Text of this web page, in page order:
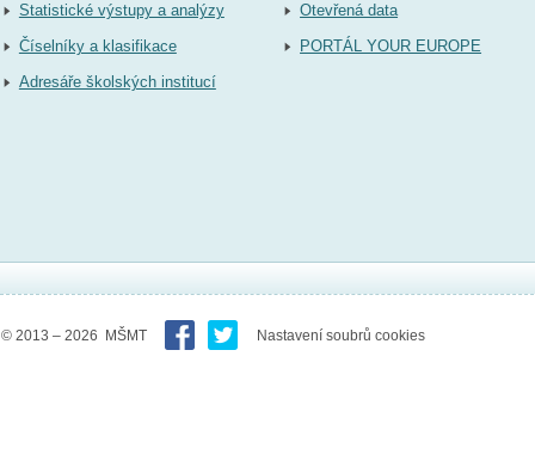
Statistické výstupy a analýzy
Číselníky a klasifikace
Adresáře školských institucí
Otevřená data
PORTÁL YOUR EUROPE
© 2013 – 2026 MŠMT Nastavení soubrů cookies